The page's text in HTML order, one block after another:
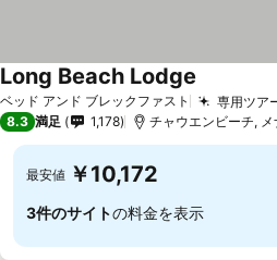
ベッド アンド ブレックファスト 専用ツア
Long Beach Lodge
8.3 満足 1,178 チャウエンビーチ,
最安値 ￥10,172
3件のサイトの料金を表示